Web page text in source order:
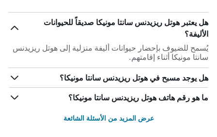
هل يعتبر هوتل ريزيدنس سانتا مونيكا صديقاً للحيوانات
الأليفة؟
يُسمح للضيوف بإحضار حيوانات أليفة منزلية إلى هوتل ريزيدنس
سانتا مونيكا أثناء إقامتهم.
هل يوجد مسبح في هوتل ريزيدنس سانتا مونيكا؟
ما هو رقم هاتف هوتل ريزيدنس سانتا مونيكا؟
عرض المزيد من الأسئلة الشائعة